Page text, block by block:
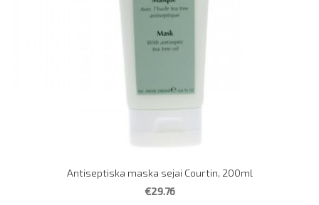
Antiseptiska maska sejai Courtin, 200ml
€29.76